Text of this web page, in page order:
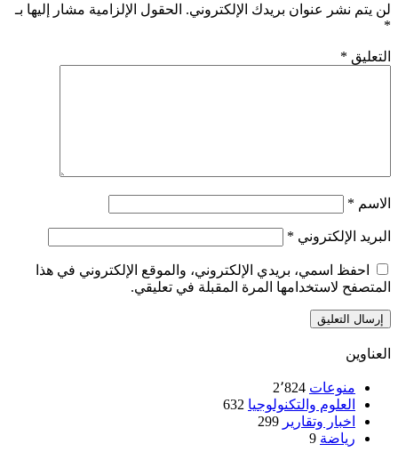
عنوان بريدك الإلكتروني. الحقول الإلزامية مشار إليها بـ
*
*
اسمي، بريدي الإلكتروني، والموقع الإلكتروني في هذا
لاستخدامها المرة المقبلة في تعليقي.
2٬824
والتكنولوجيا 632
وتقارير 299
9